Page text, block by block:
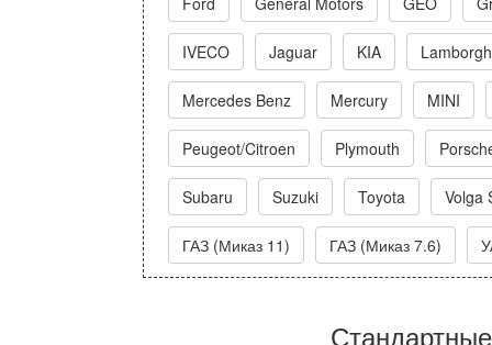
IVECO Jaguar KIA
Mercedes Benz Mercury MINI
Peugeot/Citroen Plymouth
Subaru Suzuki Toyota Volga
ГАЗ (Миказ 11) ГАЗ (Миказ 7.6)